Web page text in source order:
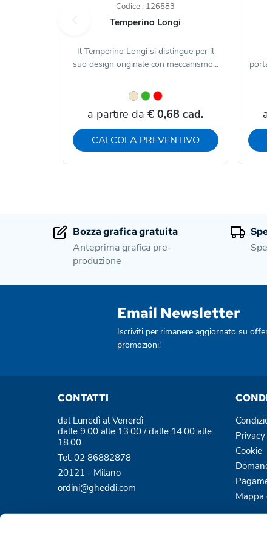
Codice : 126583
Temperino Longi
Il Temperino Longi si distingue per il
suo design originale con meccanismo...
a partire da € 0,68 cad.
CALCOLA PREVENTIVO
Bozza grafica gratuita
Anteprima grafica pre-
produzione
Email Newsletter
Iscriviti per rimanere aggiornato su
promozioni!
CONTATTI
dal Lunedì al Venerdì
dalle 9.00 alle 13.00 / dalle 14.00 alle
18.00
Tel. 02 86882878
20121 - Milano
ordini@gheddi.com
Privacy
Cookie
Mappa